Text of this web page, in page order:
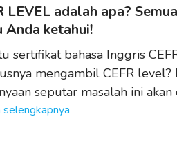
LEVEL adalah apa?
Anda ketahui!
sertifikat bahasa Inggris
mengambil CEFR level?
seputar masalah ini
selengkapnya